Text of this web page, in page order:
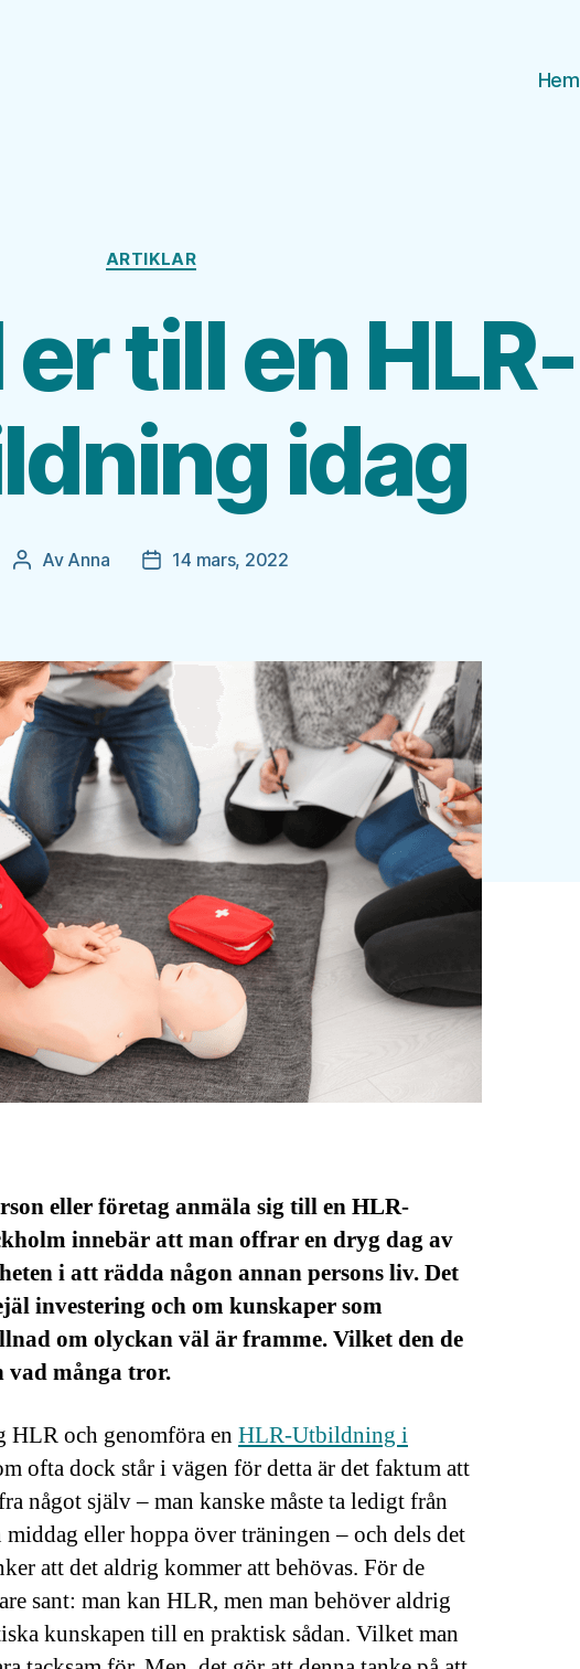
Hem
Kategorier
ARTIKLAR
till en HLR-
idag
Inläggsförfattare
Av Anna Inläggsdatum
14 mars, 2022
eller företag anmäla sig till en HLR-
innebär att man offrar en dryg dag av
i att rädda någon annan persons liv. Det
investering och om kunskaper som
om olyckan väl är framme. Vilket den de
vad många tror.
HLR och genomföra en HLR-Utbildning i
ofta dock står i vägen för detta är det faktum att
något själv – man kanske måste ta ledigt från
eller hoppa över träningen – och dels det
att det aldrig kommer att behövas. För de
sant: man kan HLR, men man behöver aldrig
kunskapen till en praktisk sådan. Vilket man